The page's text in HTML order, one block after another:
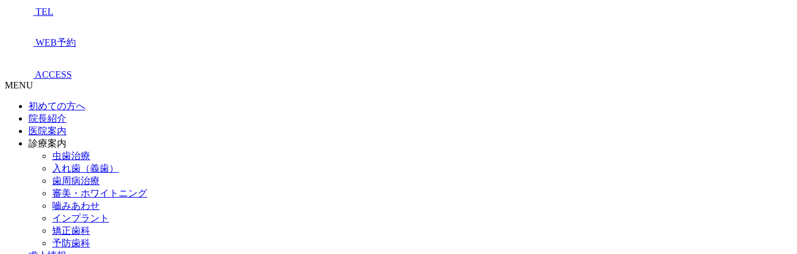
TEL
WEB予約
ACCESS
MENU
初めての方へ
院長紹介
医院案内
診療案内
虫歯治療
入れ歯（義歯）
歯周病治療
審美・ホワイトニング
嚙みあわせ
インプラント
矯正歯科
予防歯科